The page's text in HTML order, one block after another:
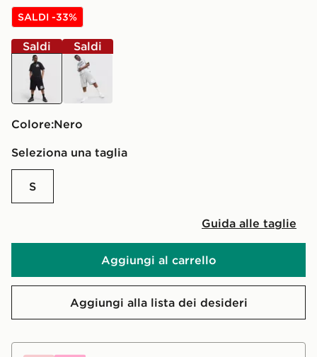
SALDI -33%
Saldi
nero
Saldi
grigio
Colore:
nero
Seleziona una taglia
S
Guida alle taglie
Aggiungi al carrello
Aggiungi alla lista dei desideri